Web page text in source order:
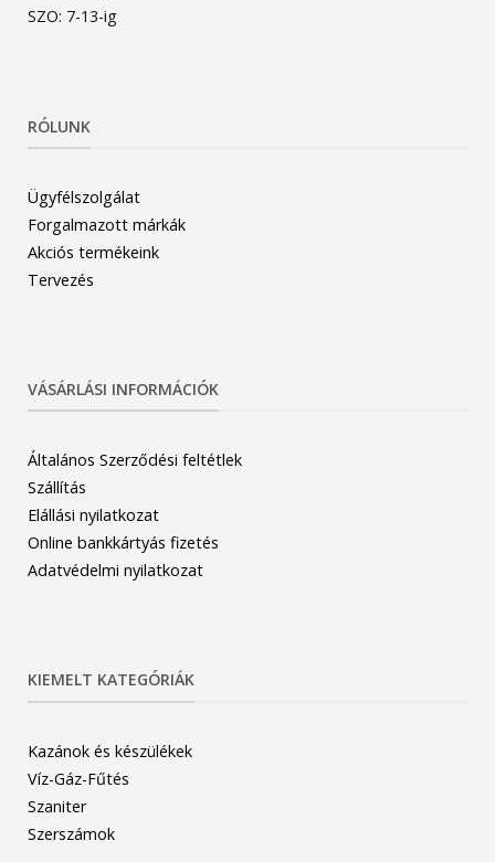
SZO: 7-13-ig
RÓLUNK
Ügyfélszolgálat
Forgalmazott márkák
Akciós termékeink
Tervezés
VÁSÁRLÁSI INFORMÁCIÓK
Általános Szerződési feltétlek
Szállítás
Elállási nyilatkozat
Online bankkártyás fizetés
Adatvédelmi nyilatkozat
KIEMELT KATEGÓRIÁK
Kazánok és készülékek
Víz-Gáz-Fűtés
Szaniter
Szerszámok